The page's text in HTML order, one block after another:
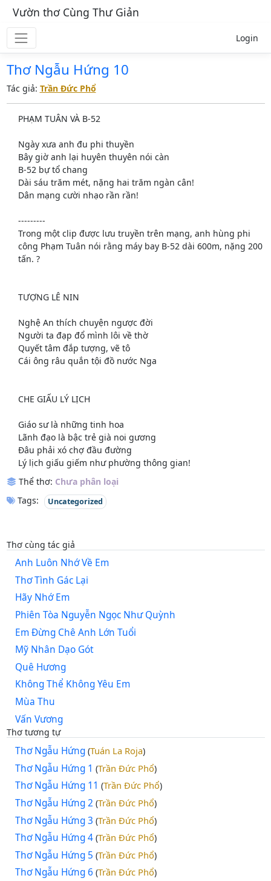
Vườn thơ Cùng Thư Giản
Login
Thơ Ngẫu Hứng 10
Tác giả: Trần Đức Phổ
PHẠM TUÂN VÀ B-52
Ngày xưa anh đu phi thuyền
Bây giờ anh lại huyên thuyên nói càn
B-52 bự tổ chang
Dài sáu trăm mét, nặng hai trăm ngàn cân!
Dân mạng cười nhạo rần rần!
---------
Trong một clip được lưu truyền trên mạng, anh hùng phi
công Phạm Tuân nói rằng máy bay B-52 dài 600m, nặng 200
tấn. ?
TƯỢNG LÊ NIN
Nghệ An thích chuyện ngược đời
Người ta đạp đổ mình lôi về thờ
Quyết tâm đắp tượng, vẽ tô
Cái ông râu quắn tội đồ nước Nga
CHE GIẤU LÝ LỊCH
Giáo sư là những tinh hoa
Lãnh đạo là bậc trẻ già noi gương
Đâu phải xó chợ đầu đường
Lý lịch giấu giếm như phường thông gian!
Thể thơ: Chưa phân loại
Tags:
Uncategorized
Thơ cùng tác giả
Anh Luôn Nhớ Về Em
Thơ Tình Gác Lại
Hãy Nhớ Em
Phiên Tòa Nguyễn Ngọc Như Quỳnh
Em Đừng Chê Anh Lớn Tuổi
Mỹ Nhân Dạo Gót
Quê Hương
Không Thể Không Yêu Em
Mùa Thu
Vấn Vương
Thơ tương tự
Thơ Ngẫu Hứng(Tuán La Roja)
Thơ Ngẫu Hứng 1 (Trần Đức Phổ)
Thơ Ngẫu Hứng 11 (Trần Đức Phổ)
Thơ Ngẫu Hứng 2 (Trần Đức Phổ)
Thơ Ngẫu Hứng 3 (Trần Đức Phổ)
Thơ Ngẫu Hứng 4(Trần Đức Phổ)
Thơ Ngẫu Hứng 5 (Trần Đức Phổ)
Thơ Ngẫu Hứng 6 (Trần Đức Phổ)